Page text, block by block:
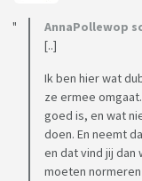
AnnaPollewop
[..]
Ik ben hier wat
ze ermee
goed is, en wat
doen. En neemt
en dat vind jij
moeten